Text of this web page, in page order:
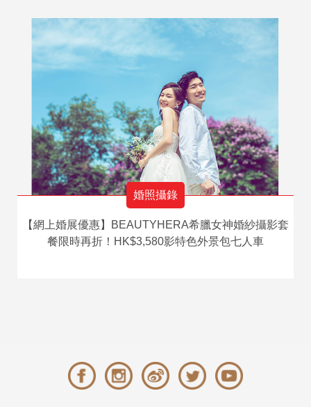
婚照攝錄
【網上婚展優惠】BEAUTYHERA希臘女神婚紗攝影套
餐限時再折！HK$3,580影特色外景包七人車